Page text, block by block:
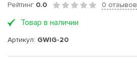
Рейтинг 0.0 0 отзывов
Товар в наличии
Артикул: GWIG-20